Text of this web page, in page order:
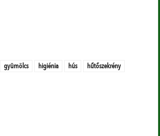
gyümölcs higiénia hús
hűtőszekrény